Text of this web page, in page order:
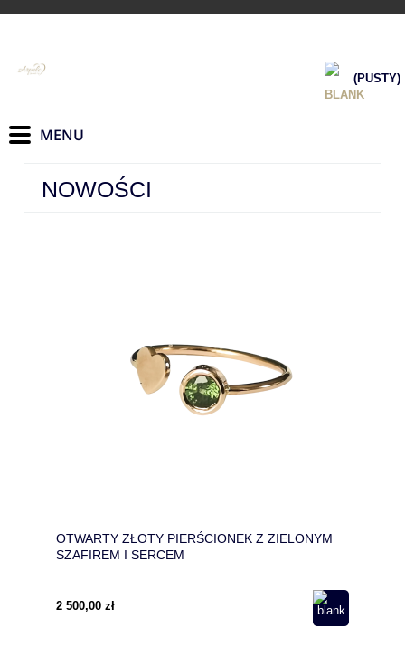
(PUSTY)
NOWOŚCI
OTWARTY ZŁOTY PIERŚCIONEK Z ZIELONYM
SZAFIREM I SERCEM
2 500,00 zł